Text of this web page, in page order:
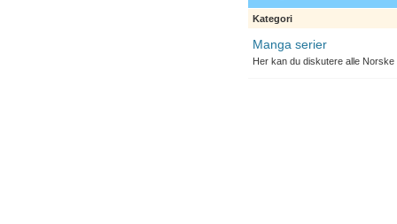
Kategori
Manga serier
Her kan du diskutere alle Norske